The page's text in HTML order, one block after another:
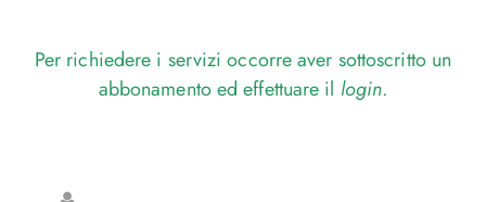
Per richiedere i servizi occorre aver sottoscritto un
abbonamento ed effettuare il login.